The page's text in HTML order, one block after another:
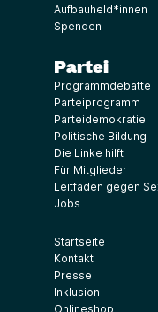
Aufbauheld*innen
Spenden
Partei
Programmdebatte
Parteiprogramm
Parteidemokratie
Politische Bildung
Die Linke hilft
Für Mitglieder
Leitfaden gegen
Jobs
Startseite
Kontakt
Presse
Inklusion
Onlineshop